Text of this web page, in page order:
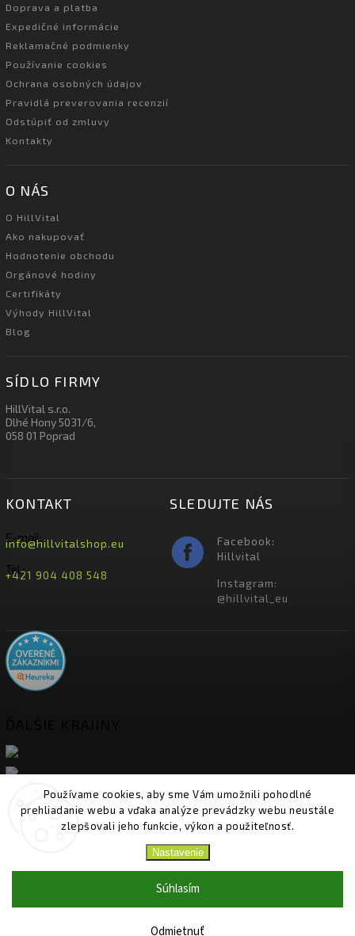
Používame cookies, aby sme Vám umožnili pohodlné
prehliadanie webu a vďaka analýze prevádzky webu neustále
zlepšovali jeho funkcie, výkon a použiteľnosť.
Nastavenie
Odmietnuť
Súhlasím
Doprava a platba
Expedičné informácie
Reklamačné podmienky
Používanie cookies
Ochrana osobných údajov
Pravidlá preverovania recenzií
Odstúpiť od zmluvy
Kontakty
O NÁS
O HillVital
Ako nakupovať
Hodnotenie obchodu
Orgánové hodiny
Certifikáty
Výhody HillVital
Blog
SÍDLO FIRMY
HillVital s.r.o.
Dlhé Hony 5031/6,
058 01 Poprad
KONTAKT
E-mail:
info@hillvitalshop.eu
Tel.:
+421 904 408 548
SLEDUJTE NÁS
Facebook:
Hillvital
Instagram:
@hillvital_eu
HillVital. Všetky práva vyhradené.
Upraviť nastavenie cookies